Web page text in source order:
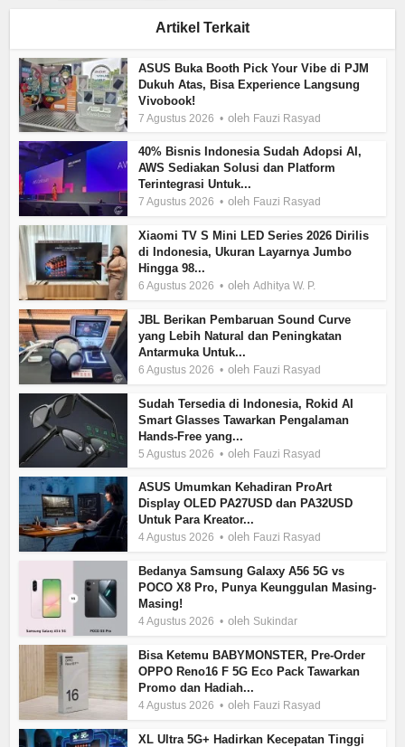
Artikel Terkait
ASUS Buka Booth Pick Your Vibe di PJM
Dukuh Atas, Bisa Experience Langsung
Vivobook!
7 Agustus 2026 oleh Fauzi Rasyad
40% Bisnis Indonesia Sudah Adopsi AI,
AWS Sediakan Solusi dan Platform
Terintegrasi Untuk...
7 Agustus 2026 oleh Fauzi Rasyad
Xiaomi TV S Mini LED Series 2026 Dirilis
di Indonesia, Ukuran Layarnya Jumbo
Hingga 98...
6 Agustus 2026 olehAdhitya W. P.
JBL Berikan Pembaruan Sound Curve
yang Lebih Natural dan Peningkatan
Antarmuka Untuk...
6 Agustus 2026 oleh Fauzi Rasyad
Sudah Tersedia di Indonesia, Rokid AI
Smart Glasses Tawarkan Pengalaman
Hands-Free yang...
5 Agustus 2026 oleh Fauzi Rasyad
ASUS Umumkan Kehadiran ProArt
Display OLED PA27USD dan PA32USD
Untuk Para Kreator...
4 Agustus 2026 oleh Fauzi Rasyad
Bedanya Samsung Galaxy A56 5G vs
POCO X8 Pro, Punya Keunggulan Masing-
Masing!
4 Agustus 2026 oleh Sukindar
Bisa Ketemu BABYMONSTER, Pre-Order
OPPO Reno16 F 5G Eco Pack Tawarkan
Promo dan Hadiah...
4 Agustus 2026 oleh Fauzi Rasyad
XL Ultra 5G+ Hadirkan Kecepatan Tinggi